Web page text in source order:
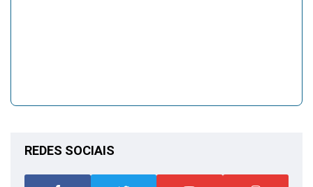
REDES SOCIAIS